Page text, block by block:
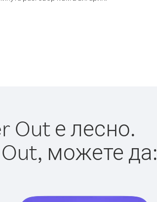
Out е лесно.
можете да: